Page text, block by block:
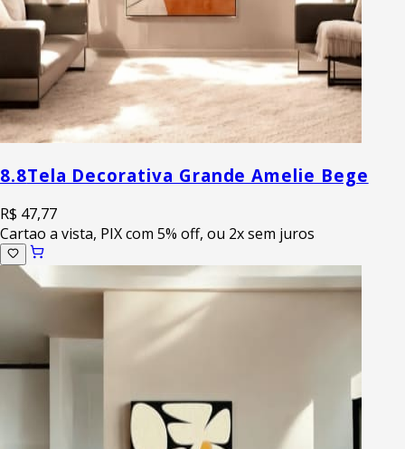
8.8Tela Decorativa Grande Amelie Bege
R$ 47,77
Cartao a vista, PIX com 5% off, ou 2x sem juros